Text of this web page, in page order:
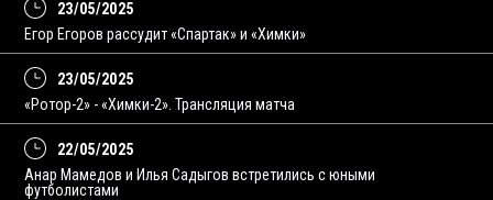
23/05/2025
Егор Егоров рассудит «Спартак» и «Химки»
23/05/2025
«Ротор-2» - «Химки-2». Трансляция матча
22/05/2025
Анар Мамедов и Илья Садыгов встретились с юными
футболистами